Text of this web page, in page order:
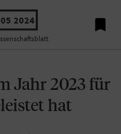
05 2024 
Jahr 2023 für
hat